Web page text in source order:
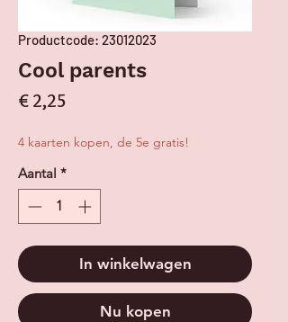
Productcode: 23012023
Cool parents
€ 2,25
4 kaarten kopen, de 5e gratis!
Aantal *
In winkelwagen
Nu kopen